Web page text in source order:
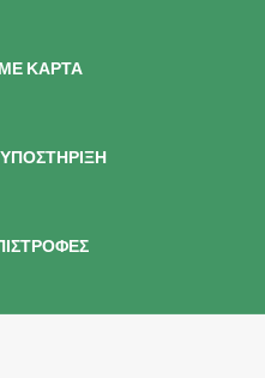
ΚΑΡΤΑ